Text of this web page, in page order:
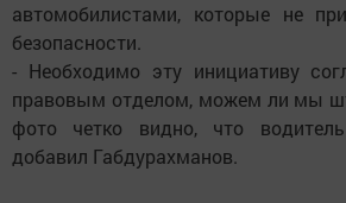
автомобилистами, которые не
безопасности.
- Необходимо эту инициативу
правовым отделом, можем ли мы
фото четко видно, что
добавил Габдурахманов.